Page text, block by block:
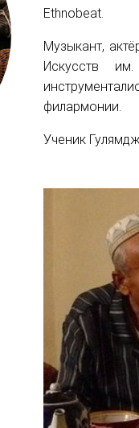
Ethnobeat.
Музыкант,
Искусств
филармонии.
Ученик